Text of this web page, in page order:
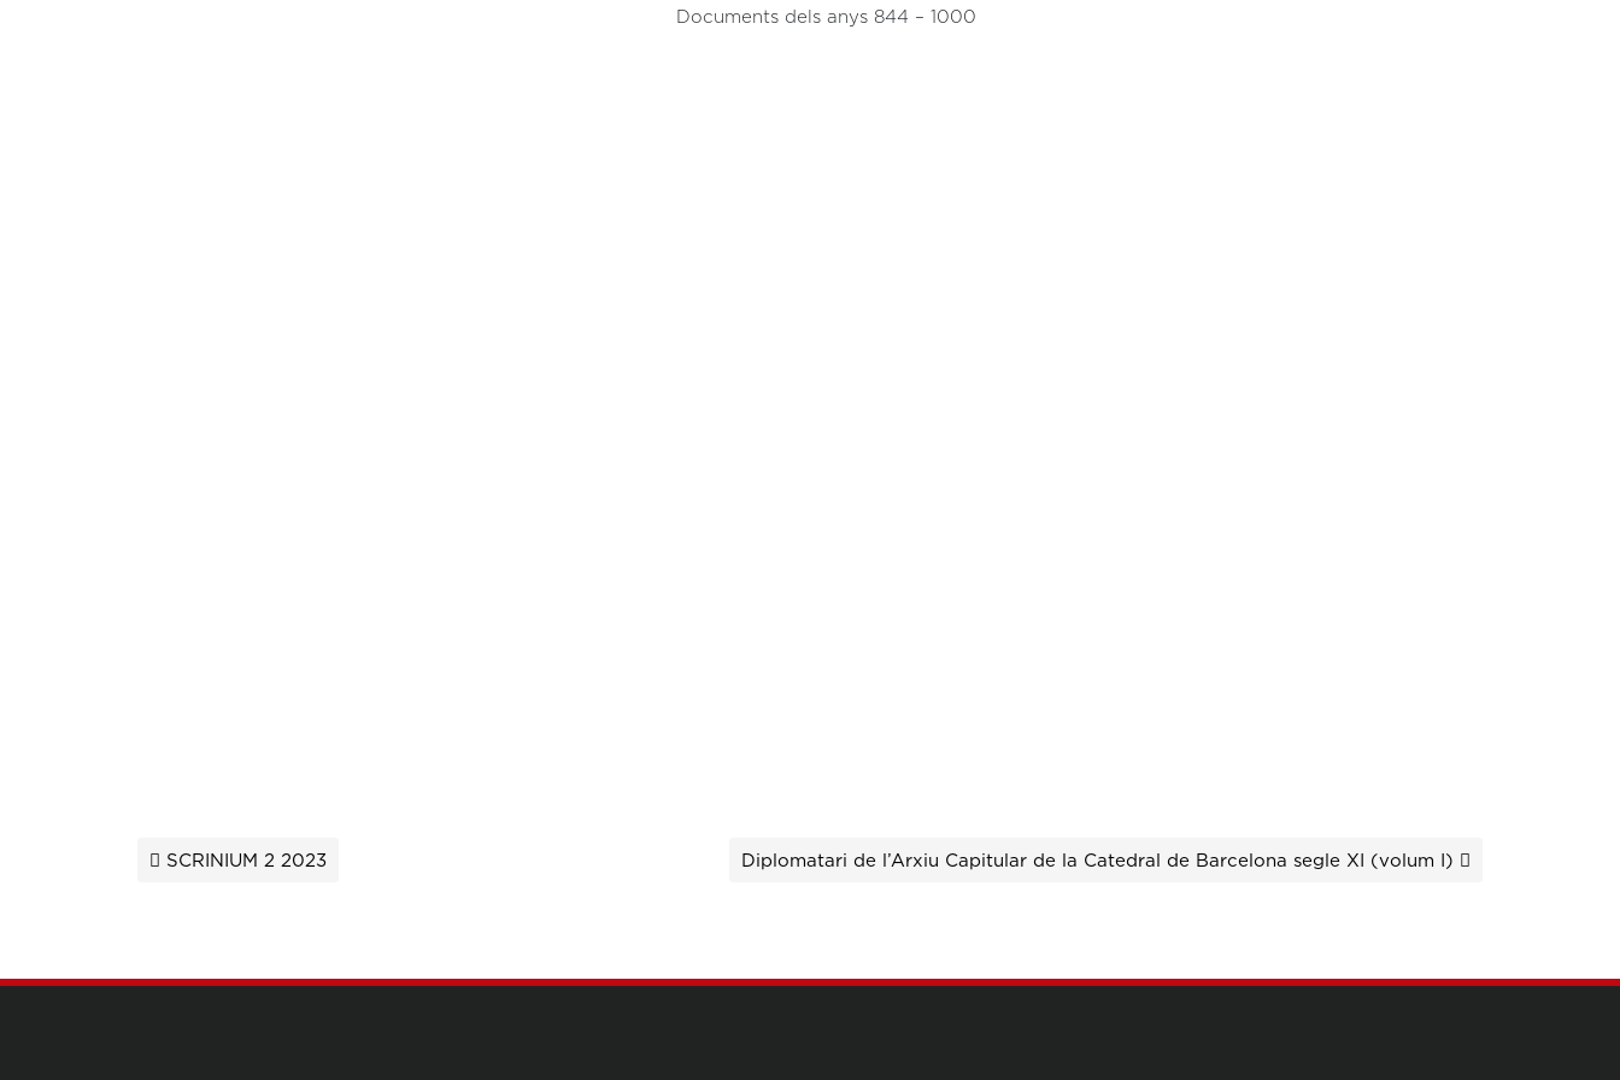
Documents dels anys 844 – 1000
Navegació de les entrades
SCRINIUM 2 2023 Diplomatari de l’Arxiu Capitular de la Catedral de Barcelona segle XI (volum I)